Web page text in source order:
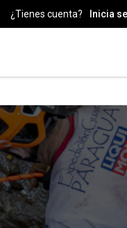
¿Tienes cuenta? Inicia